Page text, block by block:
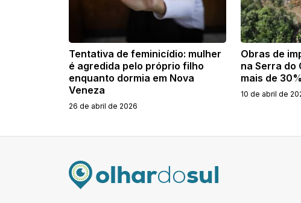
Tentativa de feminicídio: mulher
é agredida pelo próprio filho
enquanto dormia em Nova
Veneza
26 de abril de 2026
Obras de
na Serra do
mais de
10 de abril de